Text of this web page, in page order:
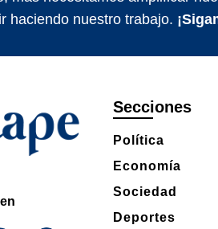
haciendo nuestro trabajo.
Secciones
Política
Economía
Sociedad
Deportes